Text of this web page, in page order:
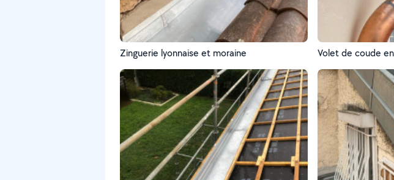
Zinguerie lyonnaise et moraine Volet de coude